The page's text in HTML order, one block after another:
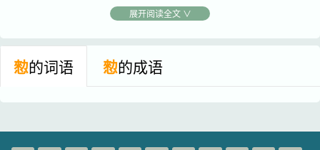
攴。从束正。正亦聲。之郢切。十一部。
展开阅读全文 ∨
愸的词语 愸的成语